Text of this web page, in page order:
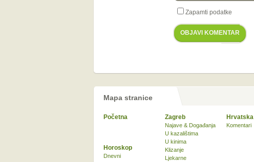
Zapamti podatke
OBJAVI KOMENTAR
Mapa stranice
Početna Zagreb
Najave & Događanja
U kazalištima
U kinima
Klizanje
Ljekarne
Hrvatska
Komentari
Horoskop
Dnevni